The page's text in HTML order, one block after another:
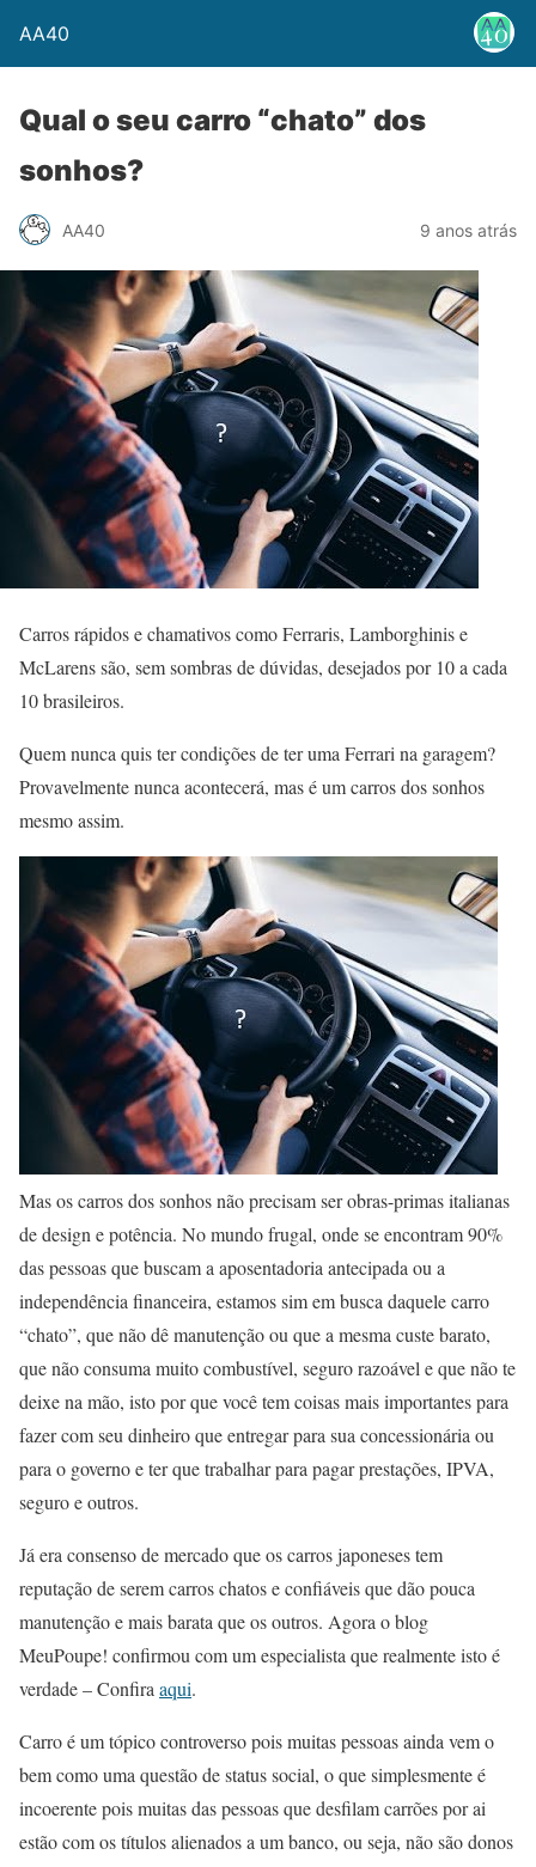
AA40
Qual o seu carro “chato” dos
sonhos?
AA40 9 anos atrás
Carros rápidos e chamativos como Ferraris, Lamborghinis e
McLarens são, sem sombras de dúvidas, desejados por 10 a cada
10 brasileiros.
Quem nunca quis ter condições de ter uma Ferrari na garagem?
Provavelmente nunca acontecerá, mas é um carros dos sonhos
mesmo assim.
Mas os carros dos sonhos não precisam ser obras-primas italianas
de design e potência. No mundo frugal, onde se encontram 90%
das pessoas que buscam a aposentadoria antecipada ou a
independência financeira, estamos sim em busca daquele carro
“chato”, que não dê manutenção ou que a mesma custe barato,
que não consuma muito combustível, seguro razoável e que não te
deixe na mão, isto por que você tem coisas mais importantes para
fazer com seu dinheiro que entregar para sua concessionária ou
para o governo e ter que trabalhar para pagar prestações, IPVA,
seguro e outros.
Já era consenso de mercado que os carros japoneses tem
reputação de serem carros chatos e confiáveis que dão pouca
manutenção e mais barata que os outros. Agora o blog
MeuPoupe! confirmou com um especialista que realmente isto é
verdade – Confira aqui.
Carro é um tópico controverso pois muitas pessoas ainda vem o
bem como uma questão de status social, o que simplesmente é
incoerente pois muitas das pessoas que desfilam carrões por ai
estão com os títulos alienados a um banco, ou seja, não são donos